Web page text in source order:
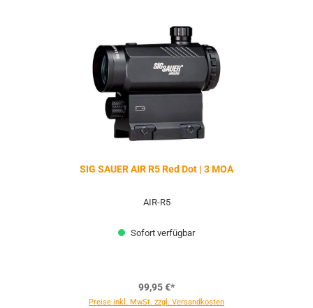
SIG SAUER AIR R5 Red Dot | 3 MOA
AIR-R5
Sofort verfügbar
99,95 €*
Preise inkl. MwSt. zzgl. Versandkosten